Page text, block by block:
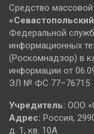
Средство
«Севастопольский
Федеральной
информационных
(Роскомнадзор) в
информации от
ЭЛ № ФС 77–76715
Учредитель: ООО
Адрес: Россия,
д. 1, кв. 10А